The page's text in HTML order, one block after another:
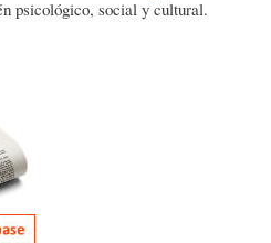
psicológico, social y cultural.